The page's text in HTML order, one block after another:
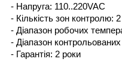
- Напруга: 110..220VAC
- Кількість зон контролю:
- Діапазон робочих
- Діапазон
- Гарантія: 2 роки